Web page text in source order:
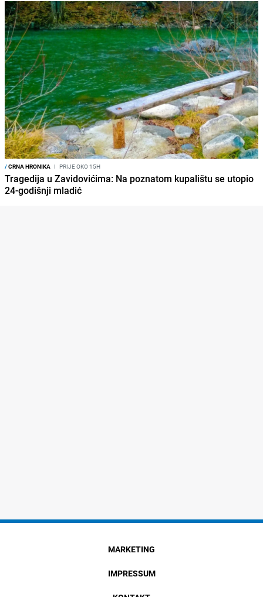
/CRNA HRONIKA I PRIJE OKO 15H
Tragedija u Zavidovićima: Na poznatom kupalištu se utopio
24-godišnji mladić
MARKETING
IMPRESSUM